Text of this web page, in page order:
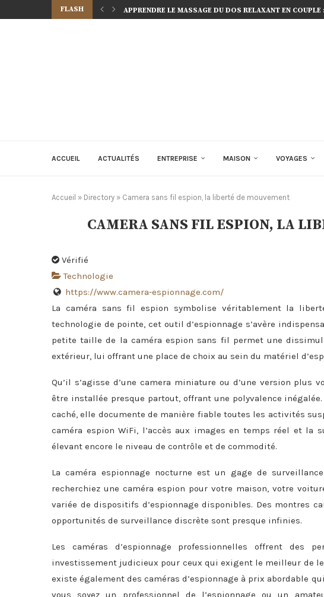
FLASH APPRENDRE LE MASSAGE DU DOS RELAXANT EN
ACCUEIL ACTUALITÉS ENTREPRISE MAISON VOYAGES
Accueil » Directory » Camera sans fil espion, la liberté de mouvement
CAMERA SANS FIL ESPION, LA
Vérifié
Technologie
https://www.camera-espionnage.com/
La caméra sans fil espion symbolise véritablement la
technologie de pointe, cet outil d’espionnage s’avère
petite taille de la caméra espion sans fil permet une
extérieur, lui offrant une place de choix au sein du matériel
Qu’il s’agisse d’une camera miniature ou d’une version plus
être installée presque partout, offrant une polyvalence
caché, elle documente de manière fiable toutes les activités
caméra espion WiFi, l’accès aux images en temps réel et la
élevant encore le niveau de contrôle et de commodité.
La caméra espionnage nocturne est un gage de
recherchiez une caméra espion pour votre maison, votre
variée de dispositifs d’espionnage disponibles. Des montres
opportunités de surveillance discrète sont presque infinies.
Les caméras d’espionnage professionnelles offrent des
investissement judicieux pour ceux qui exigent le meilleur de
existe également des caméras d’espionnage à prix abordable